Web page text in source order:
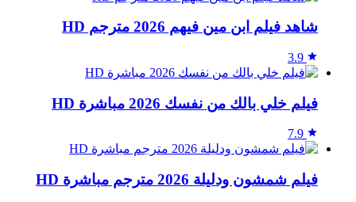
شاهد فيلم ابن مين فيهم 2026 مترجم HD
3.9
فيلم خلي بالك من نفسك 2026 مباشرة HD
7.9
فيلم شمشون ودليلة 2026 مترجم مباشرة HD